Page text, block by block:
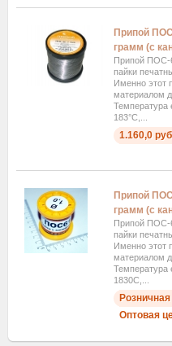
Припой
грамм (с
Припой ПОС-
пайки
Именно этот
материалом
Температура
183°C,...
1.160,0
Припой
грамм (с
Припой ПОС-
пайки
Именно этот
материалом
Температура
1830C,...
Оптовая